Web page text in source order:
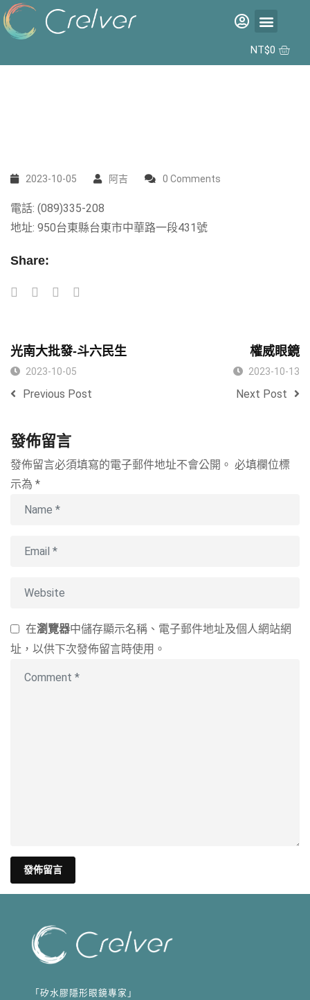
NT$0
2023-10-05 阿吉 0 Comments
電話: (089)335-208
地址: 950台東縣台東市中華路一段431號
Share:
光南大批發-斗六民生
2023-10-05
Previous Post
權威眼鏡
2023-10-13
Next Post
發佈留言
發佈留言必須填寫的電子郵件地址不會公開。 必填欄位標
示為 *
在瀏覽器中儲存顯示名稱、電子郵件地址及個人網站網
址，以供下次發佈留言時使用。
「矽水膠隱形眼鏡專家」